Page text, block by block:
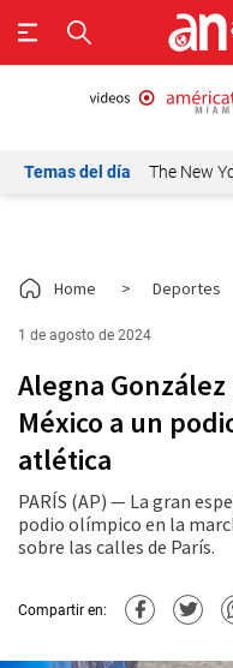
Temas del día The New
Home > Deportes
1 de agosto de 2024
Alegna
México a un
atlética
PARÍS (AP) — La gran
podio olímpico en la
sobre las calles de París.
Compartir en: